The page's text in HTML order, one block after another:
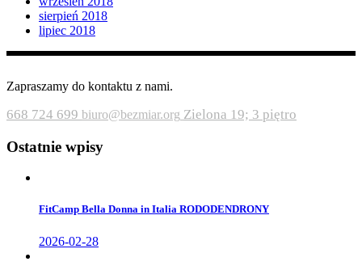
sierpień 2018
lipiec 2018
Zapraszamy do kontaktu z nami.
668 724 699 biuro@bezmiar.org Zielona 19; 3 piętro
Ostatnie wpisy
FitCamp Bella Donna in Italia RODODENDRONY
2026-02-28